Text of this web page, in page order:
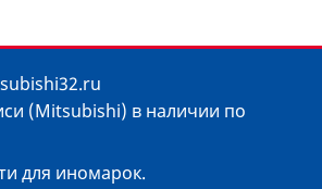
(Mitsubishi) в наличии по
для иномарок.